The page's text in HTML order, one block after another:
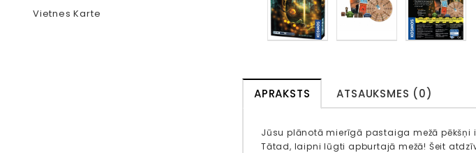
Vietnes Karte
APRAKSTS ATSAUKSMES (0)
Jūsu plānotā mierīgā pastaiga mežā
Tātad, laipni lūgti apburtajā mežā! Šeit